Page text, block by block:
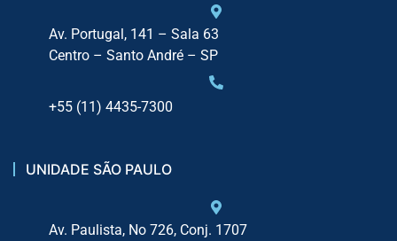
Av. Portugal, 141 – Sala 63
Centro – Santo André – SP
+55 (11) 4435-7300
UNIDADE SÃO PAULO
Av. Paulista, No 726, Conj. 1707